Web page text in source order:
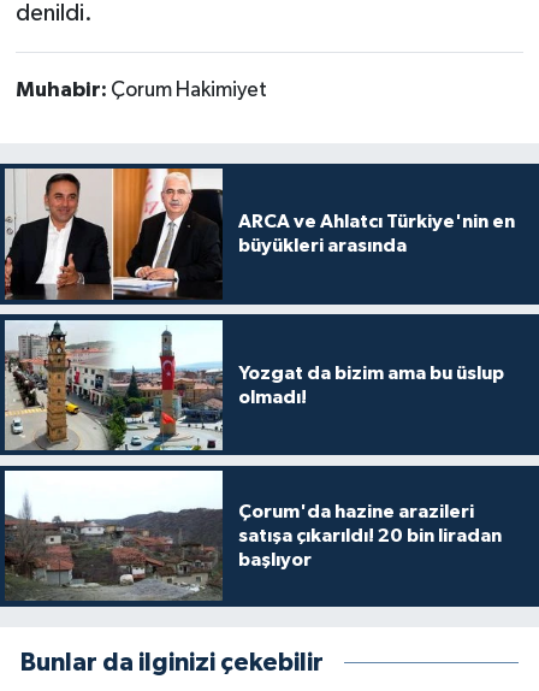
denildi.
Muhabir: Çorum Hakimiyet
ARCA ve Ahlatcı Türkiye'nin en
büyükleri arasında
Yozgat da bizim ama bu üslup
olmadı!
Çorum'da hazine arazileri
satışa çıkarıldı! 20 bin liradan
başlıyor
Bunlar da ilginizi çekebilir